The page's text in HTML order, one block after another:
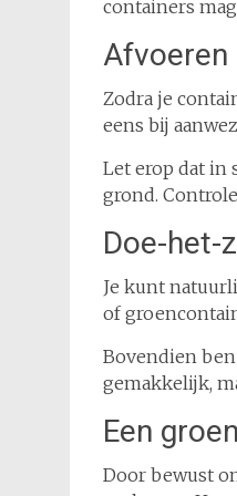
containers
Afvoeren
Zodra je
eens bij
Let erop dat in
grond.
Doe-het-
Je kunt
of
Bovendien
gemakkelijk,
Een
Door bewust